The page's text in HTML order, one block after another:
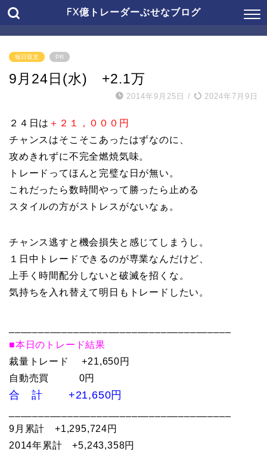
FX億トレーダーぶせなブログ
毎日収支 PR
9月24日(水) +2.1万
2014年9月25日 / 2024年7月9日
２４日は ＋２１，０００円
チャンスはそこそこあったはずなのに、
攻めきれずに不完全燃焼気味。
トレードってほんと完璧な日が無い。
これだったら数時間やって勝ったら止める
スタイルの方がストレスがないなぁ。
チャンス逃すと機会損失と感じてしまうし。
１日中トレードできるのが専業なんだけど、
上手く時間配分しないと破滅を招くな。
気持ちを入れ替えて明日もトレードしたい。
■本日のトレード結果
裁量トレード +21,650円
自動売買 0円
合 計 +21,650円
9月累計 +1,295,724円
2014年累計 +5,243,358円